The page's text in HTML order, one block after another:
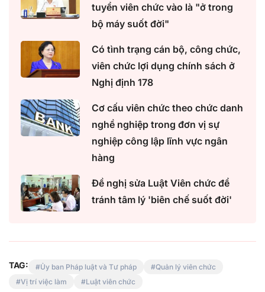
tuyển viên chức vào là "ở trong
bộ máy suốt đời"
Có tình trạng cán bộ, công chức,
viên chức lợi dụng chính sách ở
Nghị định 178
Cơ cấu viên chức theo chức danh
nghề nghiệp trong đơn vị sự
nghiệp công lập lĩnh vực ngân
hàng
Đề nghị sửa Luật Viên chức để
tránh tâm lý 'biên chế suốt đời'
TAG: Ủy ban Pháp luật và Tư pháp
Quản lý viên chức
Vị trí việc làm
Luật viên chức